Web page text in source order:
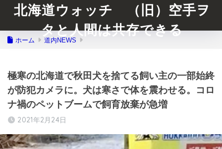
北海道ウォッチ （旧）空手ヲ
タと人間は共存できる
ホーム 道内NEWS
極寒の北海道で秋田犬を捨てる飼い主の一部始終
が防犯カメラに。犬は寒さで体を震わせる。コロ
ナ禍のペットブームで飼育放棄が急増
2021年2月24日